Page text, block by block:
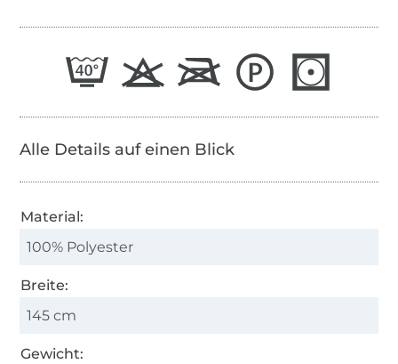
Alle Details auf einen Blick
Material:
100% Polyester
Breite:
145 cm
Gewicht: